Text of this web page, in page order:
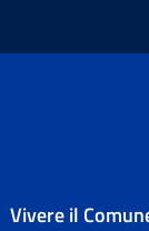
Vivere il